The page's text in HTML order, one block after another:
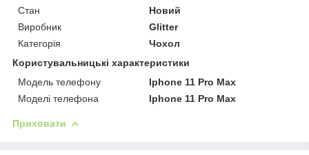
Стан
Новий
Виробник
Glitter
Категорія
Чохол
Користувальницькі характеристики
Модель телефону
Iphone 11 Pro Max
Моделі телефона
Iphone 11 Pro Max
Приховати